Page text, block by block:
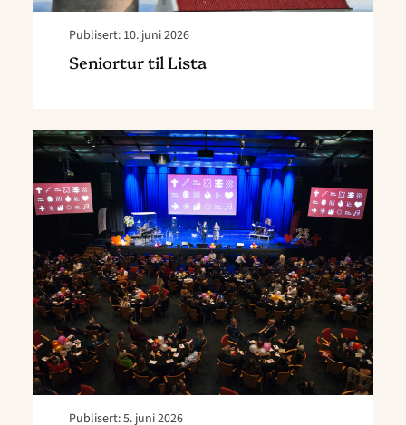
Publisert: 10. juni 2026
Seniortur til Lista
Publisert: 5. juni 2026
Read
article
"Høringsnotatet
klart"